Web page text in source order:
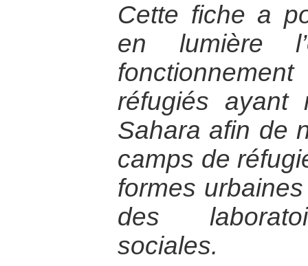
Cette fiche a
en lumière
réfugiés ayant
Sahara afin de
camps de
formes
des
sociales.